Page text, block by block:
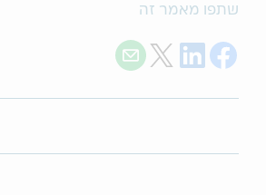
שתפו מאמר זה
Share on Facebook
Share on LinkedIn
Share on Twitter
Share with E-mail